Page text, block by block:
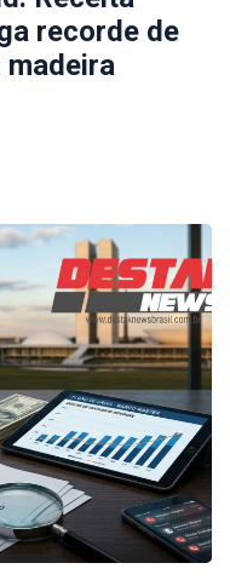
recorde de
madeira